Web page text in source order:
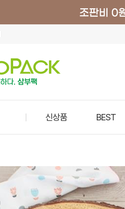
신상품 BEST